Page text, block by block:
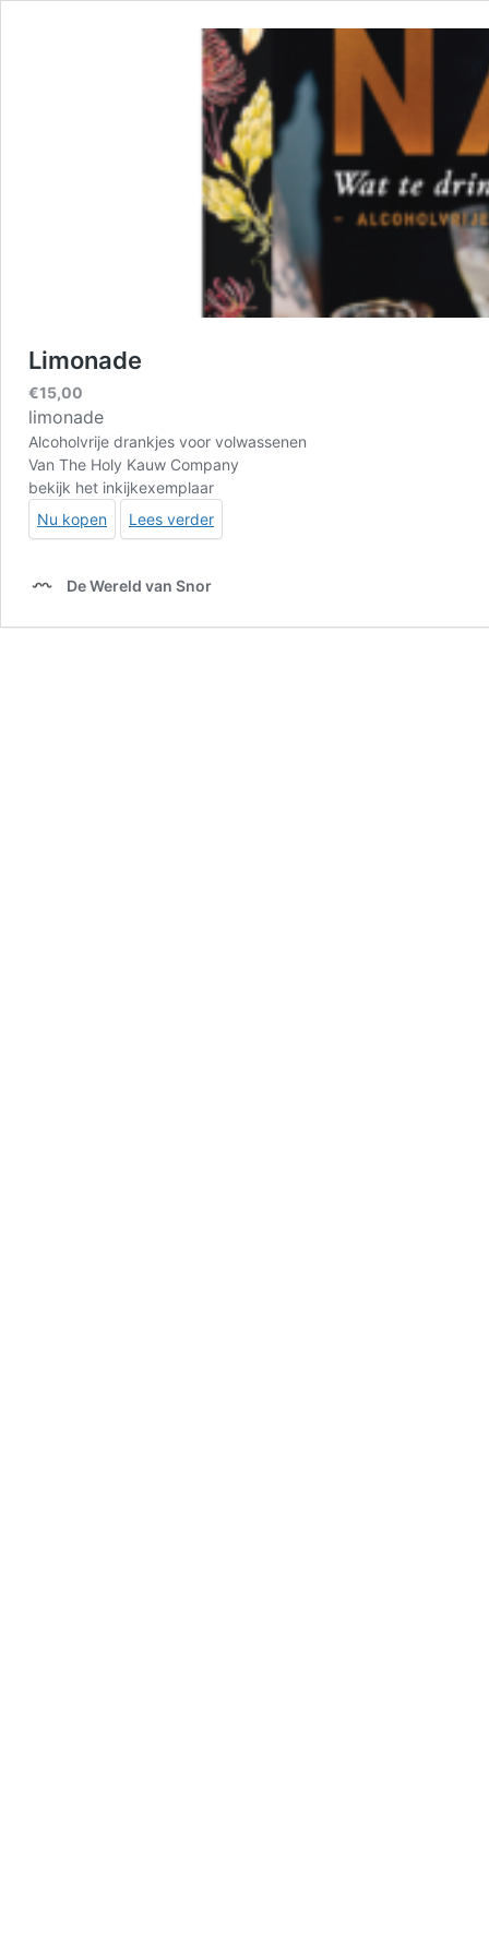
Limonade
€15,00
limonade
Alcoholvrije drankjes voor volwassenen
Van The Holy Kauw Company
bekijk het inkijkexemplaar
Nu kopen
Lees verder
De Wereld van Snor